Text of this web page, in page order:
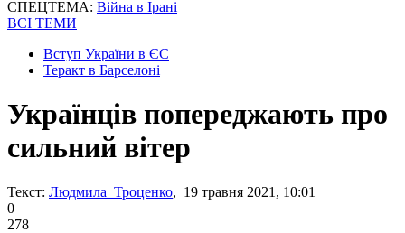
СПЕЦТЕМА: Війна в Ірані
ВСІ ТЕМИ
Вступ України в ЄС
Теракт в Барселоні
Українців попереджають про
сильний вітер
Текст: Людмила Троценко, 19 травня 2021, 10:01
0
278